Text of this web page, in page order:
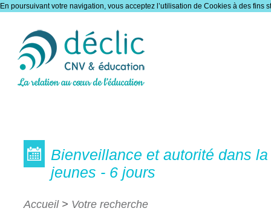
En poursuivant votre navigation, vous acceptez l’utilisation de Cookies à des fins
Bienveillance et autorité dans
jeunes - 6 jours
Accueil> Votre recherche